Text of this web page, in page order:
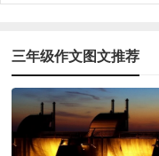
三年级作文图文推荐